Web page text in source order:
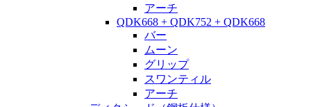
アーチ
QDK668 + QDK752 + QDK668
バー
ムーン
グリップ
スワンティル
アーチ